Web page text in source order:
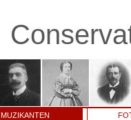
MUZIKANTEN